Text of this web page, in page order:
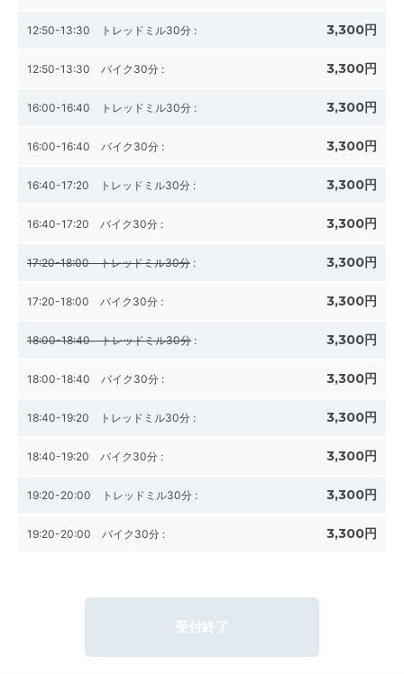
12:50-13:30 トレッドミル30分 : 3,300円
12:50-13:30 バイク30分 : 3,300円
16:00-16:40 トレッドミル30分 : 3,300円
16:00-16:40 バイク30分 : 3,300円
16:40-17:20 トレッドミル30分 : 3,300円
16:40-17:20 バイク30分 : 3,300円
17:20-18:00 トレッドミル30分 : 3,300円
17:20-18:00 バイク30分 : 3,300円
18:00-18:40 トレッドミル30分 : 3,300円
18:00-18:40 バイク30分 : 3,300円
18:40-19:20 トレッドミル30分 : 3,300円
18:40-19:20 バイク30分 : 3,300円
19:20-20:00 トレッドミル30分 : 3,300円
19:20-20:00 バイク30分 : 3,300円
受付終了